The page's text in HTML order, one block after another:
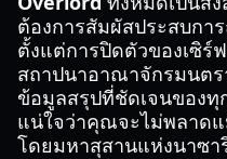
ต้องการสัมผัสประสบกา
ตั้งแต่การปิดตัวของเซิร์
สถาปนาอาณาจักรมนตร
ข้อมูลสรุปที่ชัดเจนของ
แน่ใจว่าคุณจะไม่พลาด
โดยมหาสุสานแห่งนาซา